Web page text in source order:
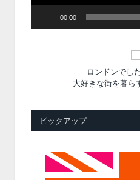
00:00
ロンドンでし
大好きな街を暮ら
ピックアップ